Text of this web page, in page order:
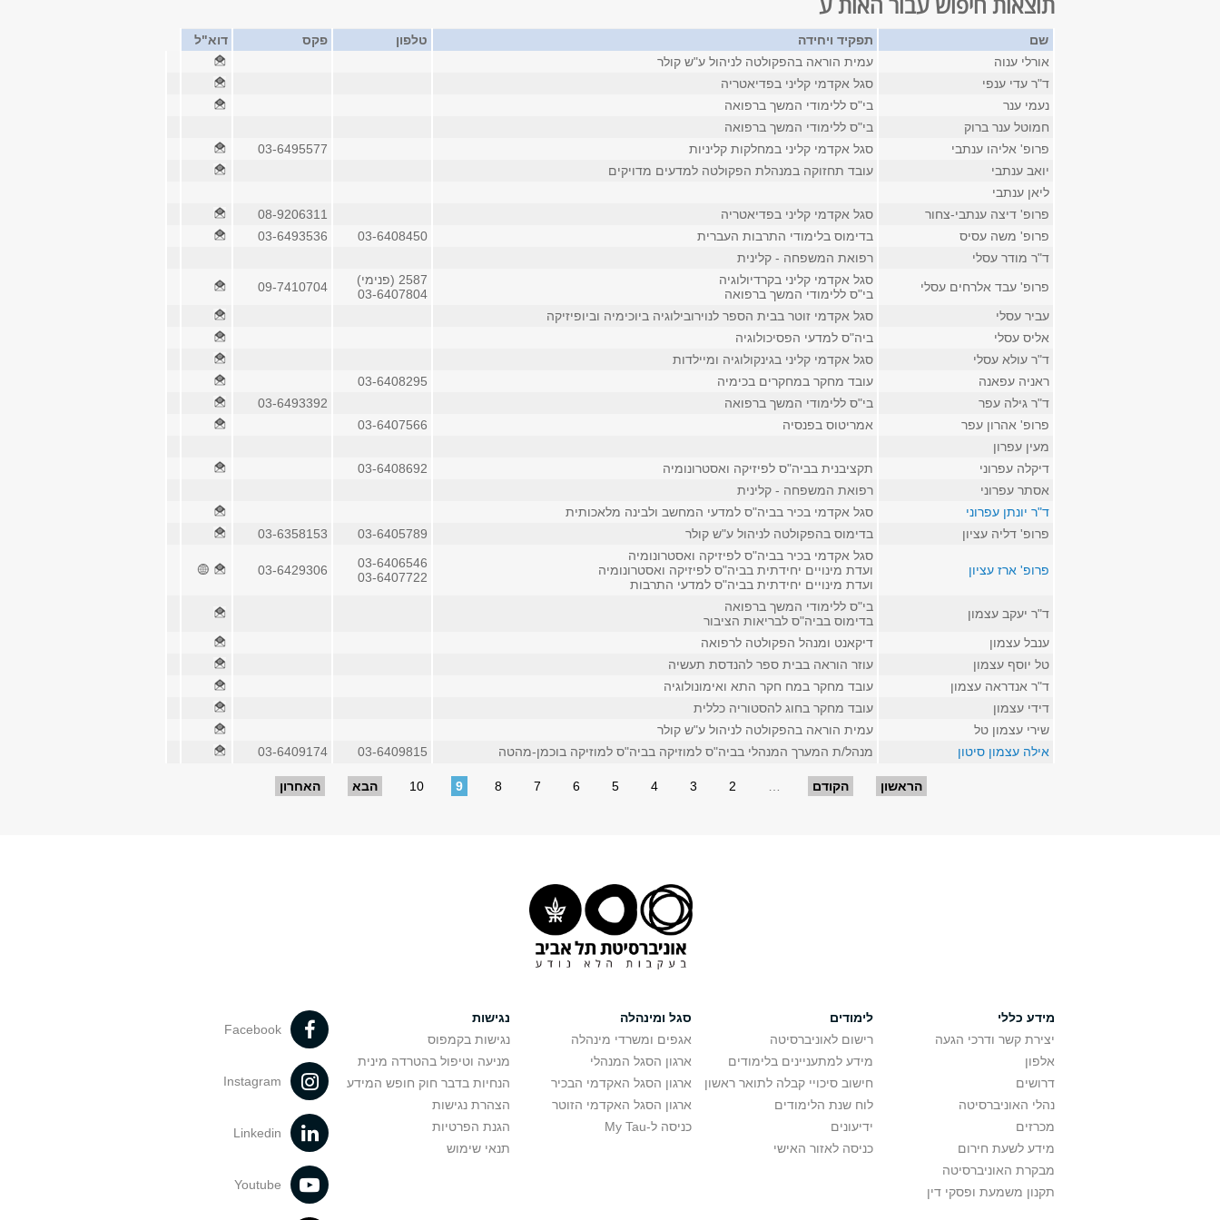
שם תפקיד ויחידה טלפון פקס
דוא"ל
אורלי ענוה
עמית הוראה בהפקולטה לניהול ע"ש קולר
ד"ר עדי ענפי
סגל אקדמי קליני בפדיאטריה
נעמי ענר
בי"ס ללימודי המשך ברפואה
חמוטל ענר ברוק
בי"ס ללימודי המשך ברפואה
פרופ' אליהו ענתבי
סגל אקדמי קליני במחלקות קליניות
03-6495577
יואב ענתבי
עובד תחזוקה במנהלת הפקולטה למדעים מדויקים
ליאן ענתבי
פרופ' דיצה ענתבי-צחור
סגל אקדמי קליני בפדיאטריה
08-9206311
פרופ' משה עסיס
בדימוס בלימודי התרבות העברית 03-6408450
03-6493536
ד"ר מודר עסלי
רפואת המשפחה - קלינית
פרופ' עבד אלרחים עסלי
סגל אקדמי קליני בקרדיולוגיה
בי"ס ללימודי המשך ברפואה
2587 (פנימי)
03-6407804
09-7410704
עביר עסלי
סגל אקדמי זוטר בבית הספר לנוירובילוגיה ביוכימיה וביופיזיקה
אליס עסלי
ביה"ס למדעי הפסיכולוגיה
ד"ר עולא עסלי
סגל אקדמי קליני בגינקולוגיה ומיילדות
ראניה עפאנה
עובד מחקר במחקרים בכימיה
03-6408295
ד"ר גילה עפר
בי"ס ללימודי המשך ברפואה
03-6493392
פרופ' אהרון עפר
אמריטוס בפנסיה
03-6407566
מעין עפרון
דיקלה עפרוני
תקציבנית בביה"ס לפיזיקה ואסטרונומיה
03-6408692
אסתר עפרוני
רפואת המשפחה - קלינית
ד"ר יונתן עפרוני
סגל אקדמי בכיר בביה"ס למדעי המחשב ולבינה מלאכותית
פרופ' דליה עציון
בדימוס בהפקולטה לניהול ע"ש קולר 03-6405789
03-6358153
פרופ' ארז עציון
סגל אקדמי בכיר בביה"ס לפיזיקה ואסטרונומיה
ועדת מינויים יחידתית בביה"ס לפיזיקה ואסטרונומיה
ועדת מינויים יחידתית בביה"ס למדעי התרבות
03-6406546
03-6407722
03-6429306
ד"ר יעקב עצמון
בי"ס ללימודי המשך ברפואה
בדימוס בביה"ס לבריאות הציבור
ענבל עצמון
דיקאנט ומנהל הפקולטה לרפואה
טל יוסף עצמון
עוזר הוראה בבית ספר להנדסת תעשיה
ד"ר אנדראה עצמון
עובד מחקר במח חקר התא ואימונולוגיה
דידי עצמון
עובד מחקר בחוג להסטוריה כללית
שירי עצמון טל
עמית הוראה בהפקולטה לניהול ע"ש קולר
אילה עצמון סיטון
מנהל/ת המערך המנהלי בביה"ס למוזיקה בביה"ס למוזיקה בוכמן-מהטה 03-6409815
03-6409174
הראשון הקודם 2
3
4
5
6
7
8
9
10 הבא האחרון
מידע כללי
יצירת קשר ודרכי הגעה
אלפון
דרושים
נהלי האוניברסיטה
מכרזים
מידע לשעת חירום
מבקרת האוניברסיטה
תקנון משמעת ופסקי דין
לימודים
רישום לאוניברסיטה
מידע למתעניינים בלימודים
חישוב סיכויי קבלה לתואר ראשון
לוח שנת הלימודים
ידיעונים
כניסה לאזור האישי
סגל ומינהלה
אגפים ומשרדי מינהלה
ארגון הסגל המנהלי
ארגון הסגל האקדמי הבכיר
ארגון הסגל האקדמי הזוטר
כניסה ל-My Tau
נגישות
נגישות בקמפוס
מניעה וטיפול בהטרדה מינית
הנחיות בדבר חוק חופש המידע
הצהרת נגישות
הגנת הפרטיות
תנאי שימוש
Facebook
Instagram
Linkedin
Youtube